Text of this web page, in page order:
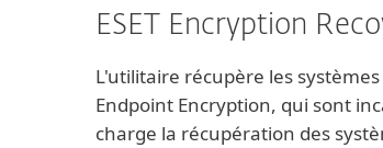
ESET Encryption
L'utilitaire récupère les systèmes
Endpoint Encryption, qui sont
charge la récupération des